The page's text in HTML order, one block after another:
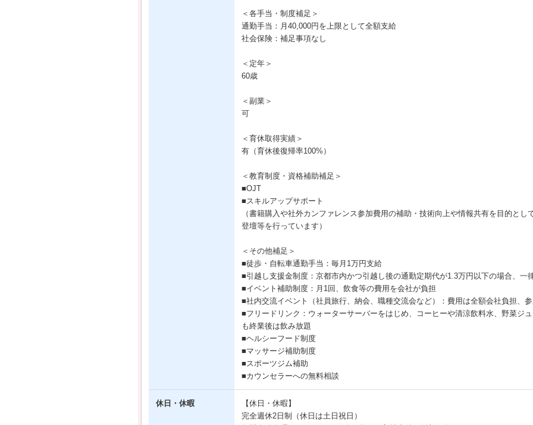
＜各手当・制度補足＞
通勤手当：月40,000円を上限として全額支給
社会保険：補足事項なし
＜定年＞
60歳
＜副業＞
可
＜育休取得実績＞
有（育休後復帰率100%）
＜教育制度・資格補助補足＞
■OJT
■スキルアップサポート
（書籍購入や社外カンファレンス参加費用の補助・技術向上や情報共有を目的とし
登壇等を行っています）
＜その他補足＞
■徒歩・自転車通勤手当：毎月1万円支給
■引越し支援金制度：京都市内かつ引越し後の通勤定期代が1.3万円以下の場合、一
■イベント補助制度：月1回、飲食等の費用を会社が負担
■社内交流イベント（社員旅行、納会、職種交流会など）：費用は全額会社負担、
■フリードリンク：ウォーターサーバーをはじめ、コーヒーや清涼飲料水、野菜ジ
も終業後は飲み放題
■ヘルシーフード制度
■マッサージ補助制度
■スポーツジム補助
■カウンセラーへの無料相談
休日・休暇
【休日・休暇】
完全週休2日制（休日は土日祝日）